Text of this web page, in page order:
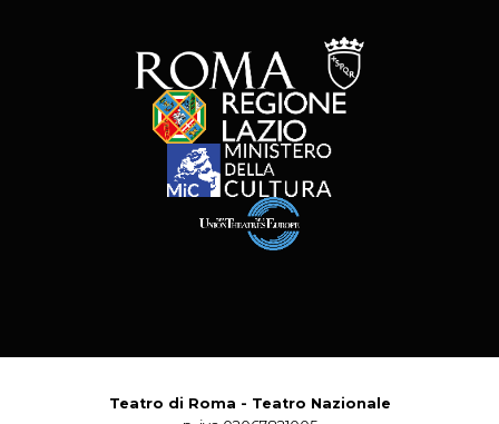
Teatro di Roma - Teatro Nazionale